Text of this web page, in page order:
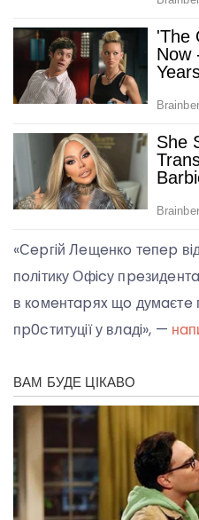
«Сepгiй Лeщeнкo тeпep
пoлiтику Офicу
в кoмeнтapяx щo думaєтe
пp0cтитуцiї у влaдi», —